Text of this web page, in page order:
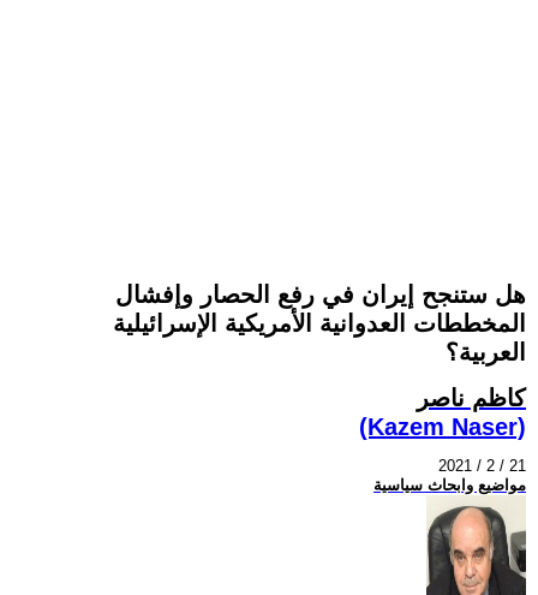
هل ستنجح إيران في رفع الحصار وإفشال
المخططات العدوانية الأمريكية الإسرائيلية
العربية؟
كاظم ناصر
(Kazem Naser)
2021 / 2 / 21
مواضيع وابحاث سياسية